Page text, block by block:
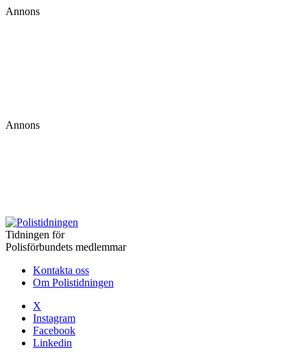
Annons
Annons
Tidningen för
Polisförbundets medlemmar
Kontakta oss
Om Polistidningen
X
Instagram
Facebook
Linkedin